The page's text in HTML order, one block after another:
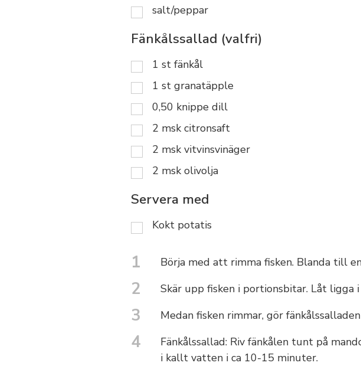
salt/peppar
Fänkålssallad (valfri)
1 st fänkål
1 st granatäpple
0,50 knippe dill
2 msk citronsaft
2 msk vitvinsvinäger
2 msk olivolja
Servera med
Kokt potatis
1 Börja med att rimma fisken. Blanda till
2 Skär upp fisken i portionsbitar. Låt ligga
3 Medan fisken rimmar, gör
4
Fänkålssallad: Riv fänkålen tunt på
i kallt vatten i ca 10-15 minuter.